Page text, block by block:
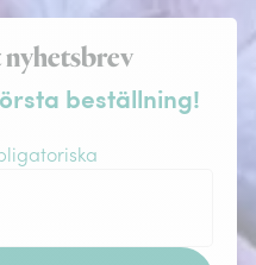
beställning!